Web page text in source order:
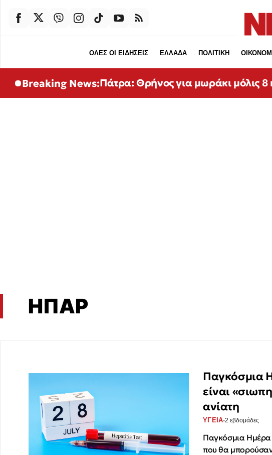
ΟΛΕΣ ΟΙ ΕΙΔΗΣΕΙΣ ΕΛΛΑΔΑ ΠΟΛΙΤΙΚΗ
Breaking News:Πάτρα: Θρήνος για μωράκι μόλις
ΗΠΑΡ
Παγκόσμια
είναι
ανίατη
ΥΓΕΙΑ·2 εβδομάδες
Παγκόσμια Ημέρα
που θα